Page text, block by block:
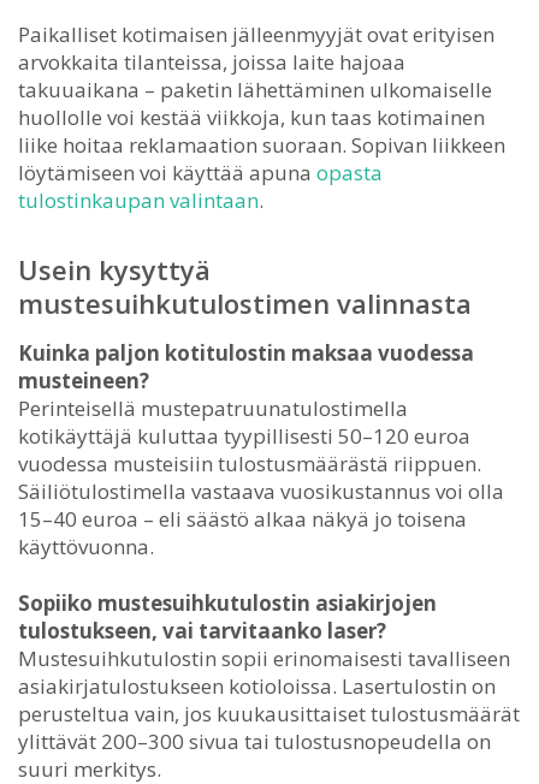
Paikalliset kotimaisen jälleenmyyjät ovat erityisen
arvokkaita tilanteissa, joissa laite hajoaa
takuuaikana – paketin lähettäminen ulkomaiselle
huollolle voi kestää viikkoja, kun taas kotimainen
liike hoitaa reklamaation suoraan. Sopivan liikkeen
löytämiseen voi käyttää apuna opasta
tulostinkaupan valintaan.
Usein kysyttyä
mustesuihkutulostimen valinnasta
Kuinka paljon kotitulostin maksaa vuodessa
musteineen?
Perinteisellä mustepatruunatulostimella
kotikäyttäjä kuluttaa tyypillisesti 50–120 euroa
vuodessa musteisiin tulostusmäärästä riippuen.
Säiliötulostimella vastaava vuosikustannus voi olla
15–40 euroa – eli säästö alkaa näkyä jo toisena
käyttövuonna.
Sopiiko mustesuihkutulostin asiakirjojen
tulostukseen, vai tarvitaanko laser?
Mustesuihkutulostin sopii erinomaisesti tavalliseen
asiakirjatulostukseen kotioloissa. Lasertulostin on
perusteltua vain, jos kuukausittaiset tulostusmäärät
ylittävät 200–300 sivua tai tulostusnopeudella on
suuri merkitys.